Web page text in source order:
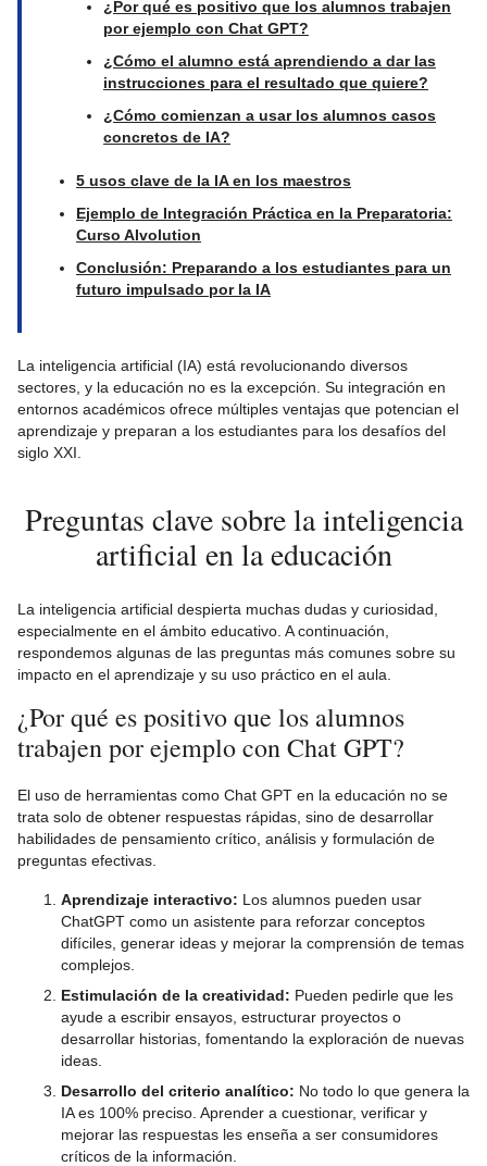
¿Por qué es positivo que los alumnos trabajen
por ejemplo con Chat GPT?
¿Cómo el alumno está aprendiendo a dar las
instrucciones para el resultado que quiere?
¿Cómo comienzan a usar los alumnos casos
concretos de IA?
5 usos clave de la IA en los maestros
Ejemplo de Integración Práctica en la Preparatoria:
Curso AIvolution
Conclusión: Preparando a los estudiantes para un
futuro impulsado por la IA
La inteligencia artificial (IA) está revolucionando diversos
sectores, y la educación no es la excepción. Su integración en
entornos académicos ofrece múltiples ventajas que potencian el
aprendizaje y preparan a los estudiantes para los desafíos del
siglo XXI.
Preguntas clave sobre la inteligencia
artificial en la educación
La inteligencia artificial despierta muchas dudas y curiosidad,
especialmente en el ámbito educativo. A continuación,
respondemos algunas de las preguntas más comunes sobre su
impacto en el aprendizaje y su uso práctico en el aula.
¿Por qué es positivo que los alumnos
trabajen por ejemplo con Chat GPT?
El uso de herramientas como Chat GPT en la educación no se
trata solo de obtener respuestas rápidas, sino de desarrollar
habilidades de pensamiento crítico, análisis y formulación de
preguntas efectivas.
Aprendizaje interactivo: Los alumnos pueden usar
ChatGPT como un asistente para reforzar conceptos
difíciles, generar ideas y mejorar la comprensión de temas
complejos.
Estimulación de la creatividad: Pueden pedirle que les
ayude a escribir ensayos, estructurar proyectos o
desarrollar historias, fomentando la exploración de nuevas
ideas.
Desarrollo del criterio analítico: No todo lo que genera la
IA es 100% preciso. Aprender a cuestionar, verificar y
mejorar las respuestas les enseña a ser consumidores
críticos de la información.